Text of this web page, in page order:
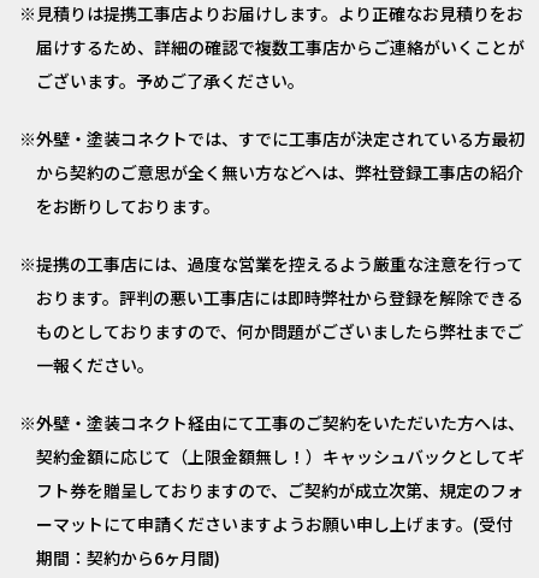
見積りは提携工事店よりお届けします。より正確なお見積りをお
届けするため、詳細の確認で複数工事店からご連絡がいくことが
ございます。予めご了承ください。
外壁・塗装コネクトでは、すでに工事店が決定されている方最初
から契約のご意思が全く無い方などへは、弊社登録工事店の紹介
をお断りしております。
提携の工事店には、過度な営業を控えるよう厳重な注意を行って
おります。評判の悪い工事店には即時弊社から登録を解除できる
ものとしておりますので、何か問題がございましたら弊社までご
一報ください。
外壁・塗装コネクト経由にて工事のご契約をいただいた方へは、
契約金額に応じて（上限金額無し！）キャッシュバックとしてギ
フト券を贈呈しておりますので、ご契約が成立次第、規定のフォ
ーマットにて申請くださいますようお願い申し上げます。(受付
期間：契約から6ヶ月間)